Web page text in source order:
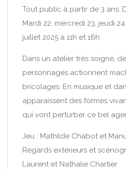
Tout public à partir de 3 ans.
Mardi 22, mercredi 23, jeudi
juillet 2025 à 11h et 16h
Dans un atelier très soigné,
personnages actionnent
bricolages. En musique et
apparaissent des formes
qui vont perturber ce bel
Jeu : Mathilde Chabot et
Regards extérieurs et
Laurent et Nathalie Chartier